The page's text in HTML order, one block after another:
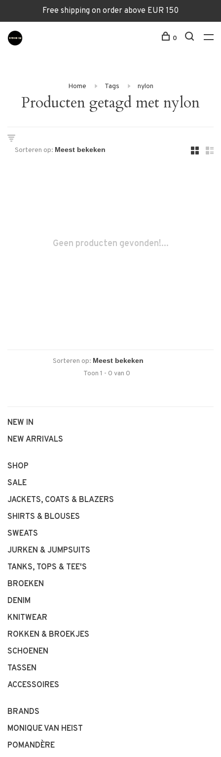
Free shipping on order above EUR 150
0
Home Tags nylon
Producten getagd met nylon
Sorteren op:
Geen producten gevonden!...
Sorteren op:
Toon 1 - 0 van 0
NEW IN
NEW ARRIVALS
SHOP
SALE
JACKETS, COATS & BLAZERS
SHIRTS & BLOUSES
SWEATS
JURKEN & JUMPSUITS
TANKS, TOPS & TEE'S
BROEKEN
DENIM
KNITWEAR
ROKKEN & BROEKJES
SCHOENEN
TASSEN
ACCESSOIRES
BRANDS
MONIQUE VAN HEIST
POMANDÈRE